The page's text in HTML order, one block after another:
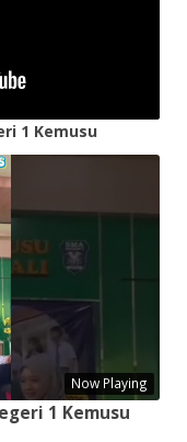
1 Kemusu
Now Playing
1 Kemusu